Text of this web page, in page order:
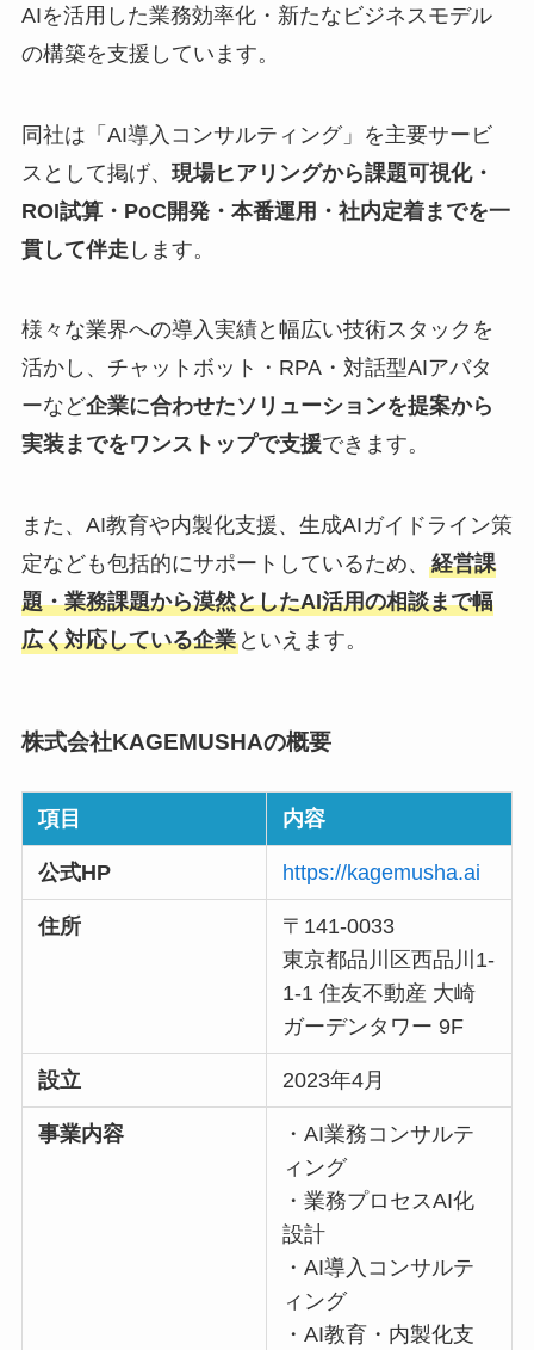
AIを活用した業務効率化・新たなビジネスモデル
の構築を支援しています。
同社は「AI導入コンサルティング」を主要サービ
スとして掲げ、 現場ヒアリングから課題可視化・
ROI試算・PoC開発・本番運用・社内定着までを一
貫して伴走 します。
様々な業界への導入実績と幅広い技術スタックを
活かし、チャットボット・RPA・対話型AIアバタ
ーなど企業に合わせたソリューションを提案から
実装までをワンストップで支援できます。
また、AI教育や内製化支援、生成AIガイドライン策
定なども包括的にサポートしているため、 経営課
題・業務課題から漠然としたAI活用の相談まで幅
広く対応している企業といえます。
株式会社KAGEMUSHAの概要
項目 内容
公式HP https://kagemusha.ai
住所
〒141-0033
東京都品川区西品川1-
1-1 住友不動産 大崎
ガーデンタワー 9F
設立 2023年4月
事業内容
・AI業務コンサルテ
ィング
・業務プロセスAI化
設計
・AI導入コンサルテ
ィング
・AI教育・内製化支